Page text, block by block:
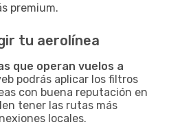
premium.
tu aerolínea
que operan vuelos a
podrás aplicar los filtros
con buena reputación en
tener las rutas más
locales.